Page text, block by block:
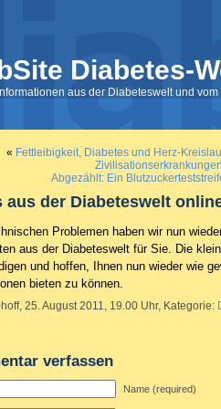
Diabetes-
aus der Diabeteswelt und
« Fettleibigkeit, Diabetes und Herz-
Abgezählt: Ein
aus der Diabeteswelt
Problemen haben wir nun
aus der Diabeteswelt für Sie. Die
und hoffen, Ihnen nun wieder wie
bieten zu können.
25. August 2011, 19.00 Uhr, Kategorie:
verfassen
Name (required)